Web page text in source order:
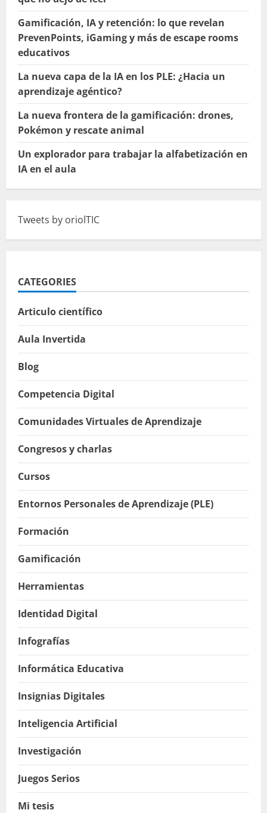
Gamificación, IA y retención: lo que revelan
PrevenPoints, iGaming y más de escape rooms
educativos
La nueva capa de la IA en los PLE: ¿Hacia un
aprendizaje agéntico?
La nueva frontera de la gamificación: drones,
Pokémon y rescate animal
Un explorador para trabajar la alfabetización en
IA en el aula
Tweets by oriolTIC
CATEGORIES
Articulo científico
Aula Invertida
Blog
Competencia Digital
Comunidades Virtuales de Aprendizaje
Congresos y charlas
Cursos
Entornos Personales de Aprendizaje (PLE)
Formación
Gamificación
Herramientas
Identidad Digital
Infografías
Informática Educativa
Insignias Digitales
Inteligencia Artificial
Investigación
Juegos Serios
Mi tesis